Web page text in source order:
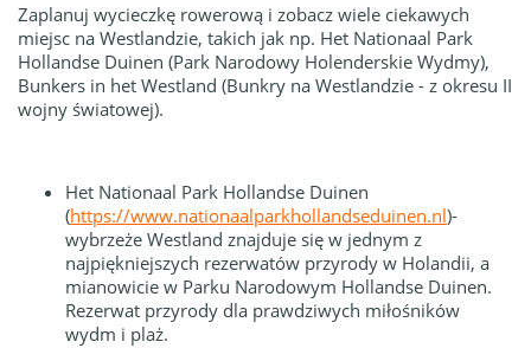
Zaplanuj wycieczkę rowerową i zobacz wiele ciekawych
miejsc na Westlandzie, takich jak np. Het Nationaal Park
Hollandse Duinen (Park Narodowy Holenderskie Wydmy),
Bunkers in het Westland (Bunkry na Westlandzie - z okresu II
wojny światowej).
Het Nationaal Park Hollandse Duinen
(https://www.nationaalparkhollandseduinen.nl)-
wybrzeże Westland znajduje się w jednym z
najpiękniejszych rezerwatów przyrody w Holandii, a
mianowicie w Parku Narodowym Hollandse Duinen.
Rezerwat przyrody dla prawdziwych miłośników
wydm i plaż.